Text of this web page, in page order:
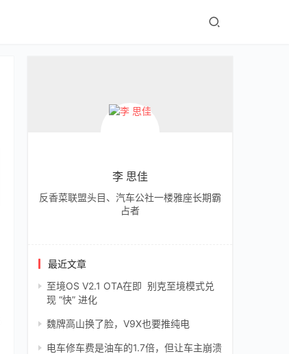
李 思佳
反香菜联盟头目、汽车公社一楼雅座长期霸
占者
最近文章
至境OS V2.1 OTA在即 别克至境模式兑
现 “快” 进化
魏牌高山换了脸，V9X也要推纯电
电车修车费是油车的1.7倍，但让车主崩溃